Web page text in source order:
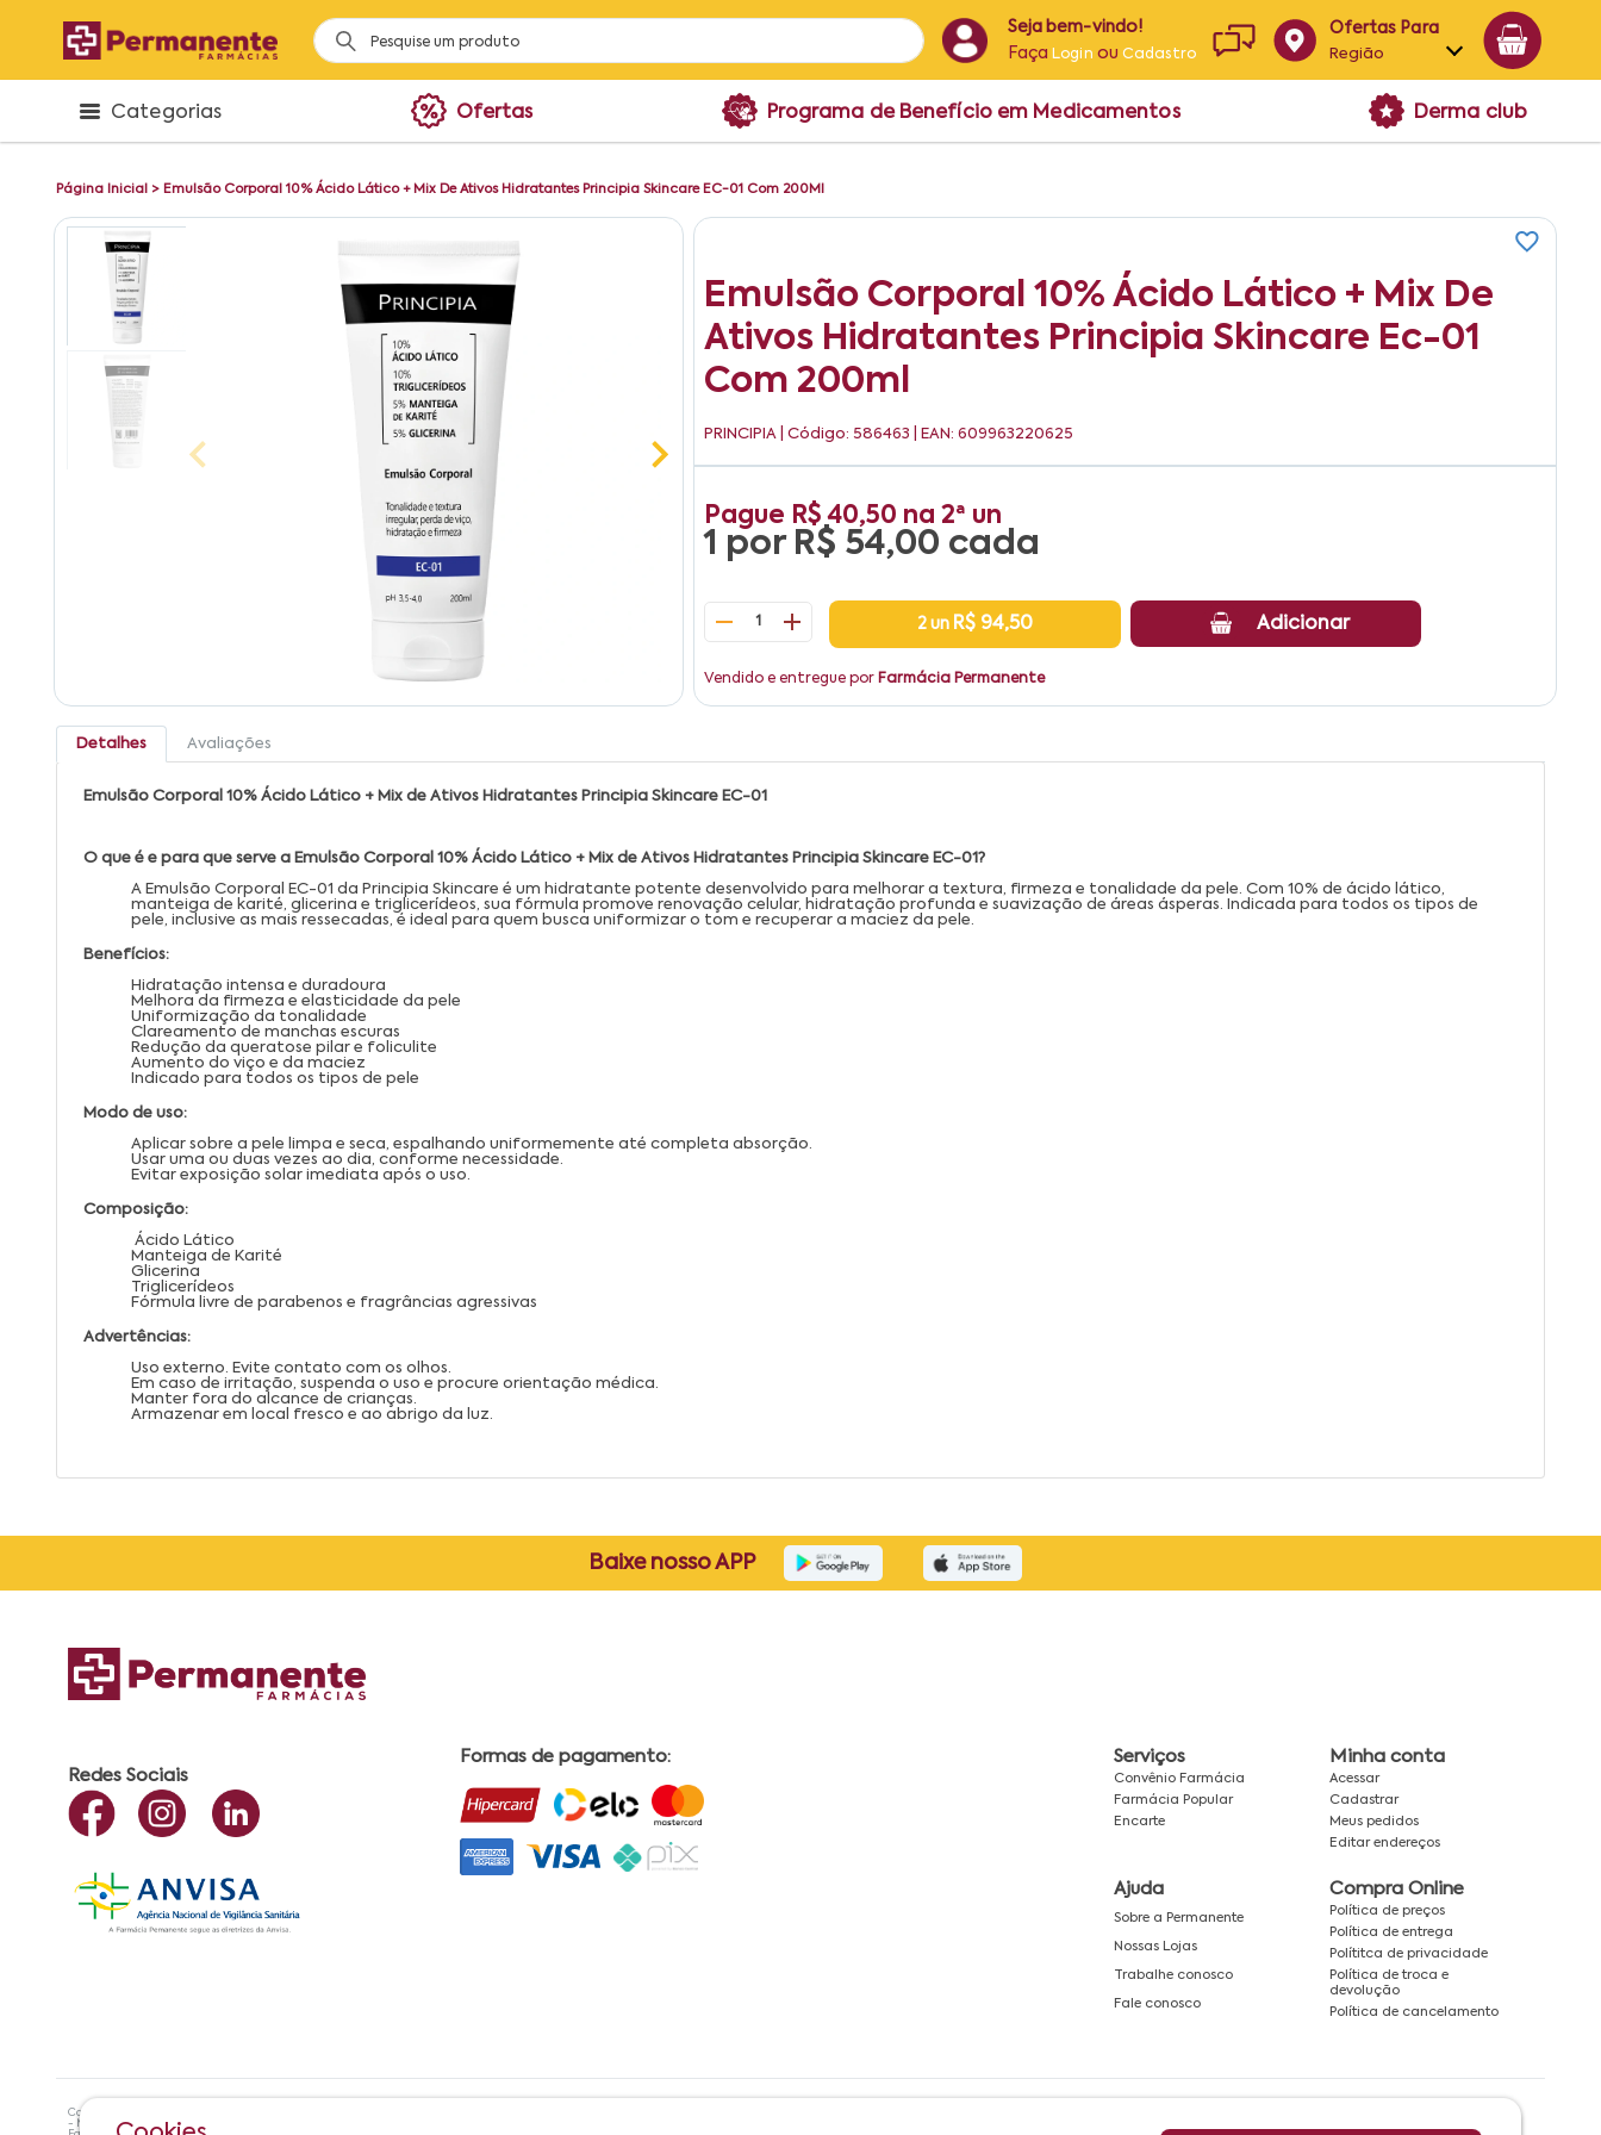
Seja bem-vindo!
Faça Login ouCadastro
Ofertas Para
Região
Alagoas
Categorias Ofertas Programa de Benefício em Medicamentos Derma club
Página Inicial > Emulsão Corporal 10% Ácido Lático + Mix De Ativos Hidratantes Principia Skincare EC-01 Com 200Ml
Emulsão Corporal 10% Ácido Lático + Mix De
Ativos Hidratantes Principia Skincare Ec-01
Com 200ml
PRINCIPIA | Código: 586463 | EAN: 609963220625
Pague R$ 40,50 na 2ª un
1 por R$ 54,00 cada
1 2 un R$ 94,50 Adicionar
Vendido e entregue por Farmácia Permanente
Detalhes Avaliações
Emulsão Corporal 10% Ácido Lático + Mix de Ativos Hidratantes Principia Skincare EC-01
O que é e para que serve a Emulsão Corporal 10% Ácido Lático + Mix de Ativos Hidratantes Principia Skincare EC-01?
A Emulsão Corporal EC-01 da Principia Skincare é um hidratante potente desenvolvido para melhorar a textura, firmeza e tonalidade da pele. Com 10% de ácido lático,
manteiga de karité, glicerina e triglicerídeos, sua fórmula promove renovação celular, hidratação profunda e suavização de áreas ásperas. Indicada para todos os tipos de
pele, inclusive as mais ressecadas, é ideal para quem busca uniformizar o tom e recuperar a maciez da pele.
Benefícios:
Hidratação intensa e duradoura
Melhora da firmeza e elasticidade da pele
Uniformização da tonalidade
Clareamento de manchas escuras
Redução da queratose pilar e foliculite
Aumento do viço e da maciez
Indicado para todos os tipos de pele
Modo de uso:
Aplicar sobre a pele limpa e seca, espalhando uniformemente até completa absorção.
Usar uma ou duas vezes ao dia, conforme necessidade.
Evitar exposição solar imediata após o uso.
Composição:
Ácido Lático
Manteiga de Karité
Glicerina
Triglicerídeos
Fórmula livre de parabenos e fragrâncias agressivas
Advertências:
Uso externo. Evite contato com os olhos.
Em caso de irritação, suspenda o uso e procure orientação médica.
Manter fora do alcance de crianças.
Armazenar em local fresco e ao abrigo da luz.
Baixe nosso APP
Redes Sociais
Formas de pagamento: Serviços
Convênio Farmácia
Farmácia Popular
Encarte
Minha conta
Acessar
Cadastrar
Meus pedidos
Editar endereços
Ajuda
Sobre a Permanente
Nossas Lojas
Trabalhe conosco
Fale conosco
Compra Online
Política de preços
Política de entrega
Polítitca de privacidade
Política de troca e
devolução
Política de cancelamento
Copyright ©? 2021 Farmácias Permanente - Todos os direitos reservados. RAZÃO SOCIAL | COMERCIAL DRUGSTORE|CNPJ: 05.230.009/0009-60 | End: Av. Tomas Espindola nº 630 - Farol
- Maceió - AL| CEP:57.051-000 Farmacêutica Responsável: Maria Cristiene de Oliveira Alves, CRF/AL Nº 2558 OBS: Preços exclusivos para produtos comercializados na Loja Virtual da